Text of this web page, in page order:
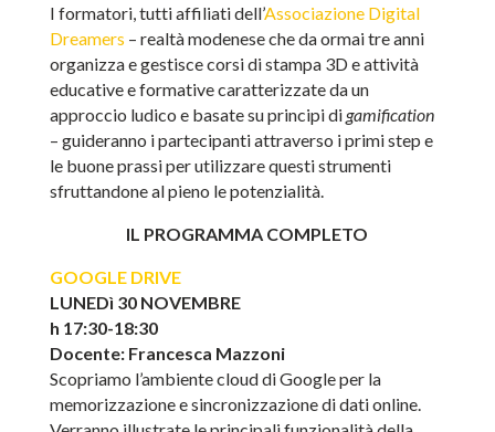
I formatori, tutti affiliati dell’Associazione Digital
Dreamers – realtà modenese che da ormai tre anni
organizza e gestisce corsi di stampa 3D e attività
educative e formative caratterizzate da un
approccio ludico e basate su principi digamification
– guideranno i partecipanti attraverso i primi step e
le buone prassi per utilizzare questi strumenti
sfruttandone al pieno le potenzialità.
IL PROGRAMMA COMPLETO
GOOGLE DRIVE
LUNEDì 30 NOVEMBRE
h 17:30-18:30
Docente: Francesca Mazzoni
Scopriamo l’ambiente cloud di Google per la
memorizzazione e sincronizzazione di dati online.